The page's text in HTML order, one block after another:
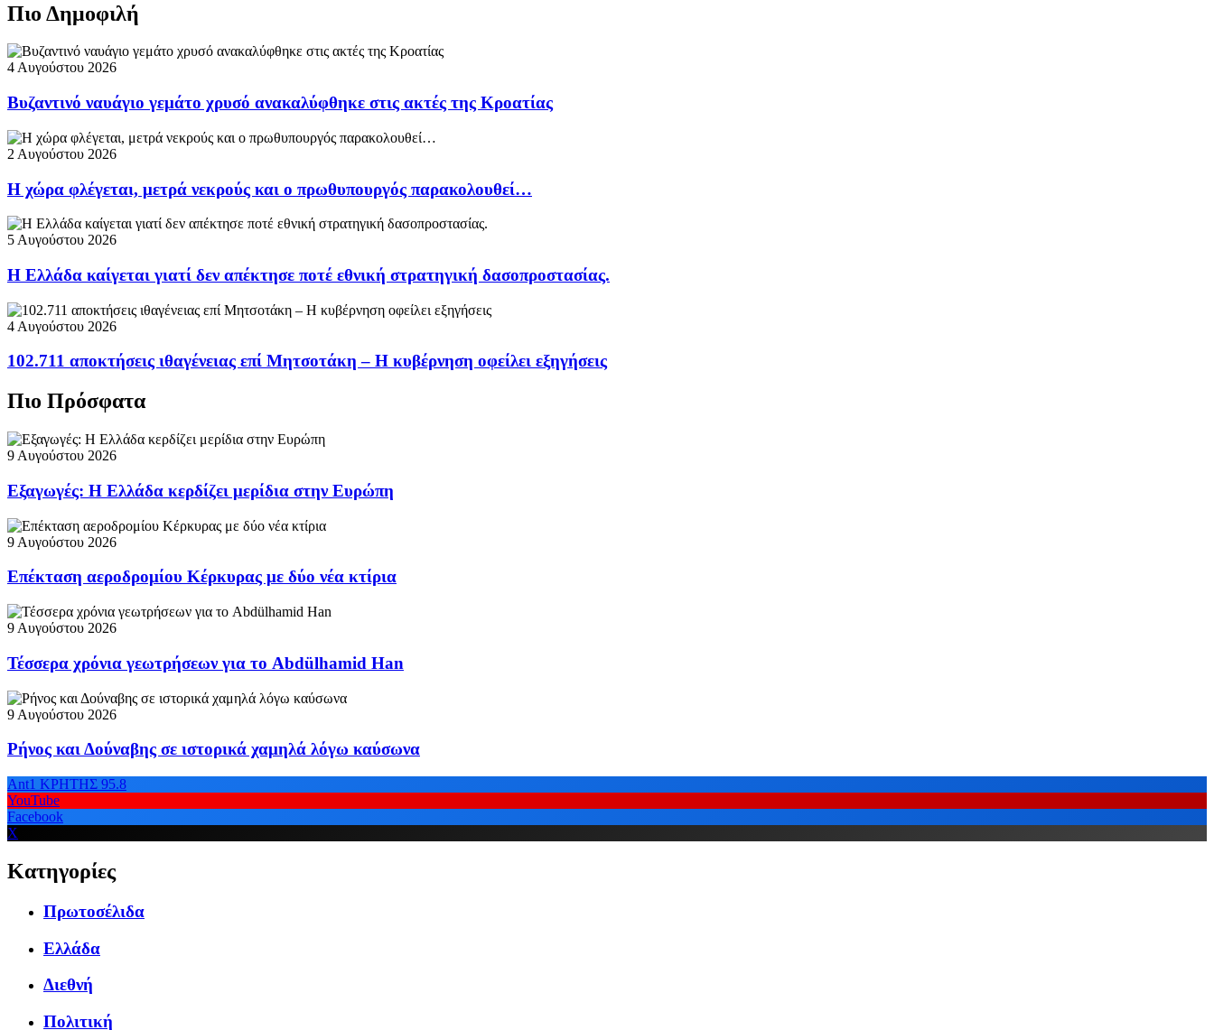
Πιο Δημοφιλή
4 Αυγούστου 2026
Βυζαντινό ναυάγιο γεμάτο χρυσό ανακαλύφθηκε στις ακτές της Κροατίας
2 Αυγούστου 2026
Η χώρα φλέγεται, μετρά νεκρούς και ο πρωθυπουργός παρακολουθεί…
5 Αυγούστου 2026
Η Ελλάδα καίγεται γιατί δεν απέκτησε ποτέ εθνική στρατηγική δασοπροστασίας.
4 Αυγούστου 2026
102.711 αποκτήσεις ιθαγένειας επί Μητσοτάκη – Η κυβέρνηση οφείλει εξηγήσεις
Πιο Πρόσφατα
9 Αυγούστου 2026
Εξαγωγές: Η Ελλάδα κερδίζει μερίδια στην Ευρώπη
9 Αυγούστου 2026
Επέκταση αεροδρομίου Κέρκυρας με δύο νέα κτίρια
9 Αυγούστου 2026
Τέσσερα χρόνια γεωτρήσεων για το Abdülhamid Han
9 Αυγούστου 2026
Ρήνος και Δούναβης σε ιστορικά χαμηλά λόγω καύσωνα
Ant1 ΚΡΗΤΗΣ 95.8
YouTube
Facebook
X
Κατηγορίες
Πρωτοσέλιδα
Ελλάδα
Διεθνή
Πολιτική